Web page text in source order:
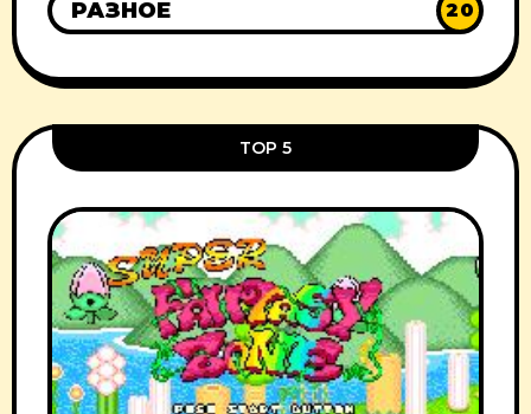
РАЗНОЕ 20
TOP 5